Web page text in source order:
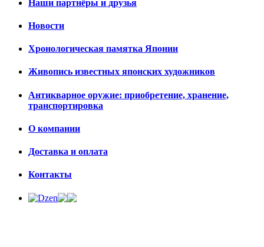
Наши партнёры и друзья
Новости
Хронологическая памятка Японии
Живопись известных японских художников
Антикварное оружие: приобретение, хранение,
транспортировка
О компании
Доставка и оплата
Контакты